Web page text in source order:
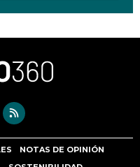
NOTAS DE OPINIÓN